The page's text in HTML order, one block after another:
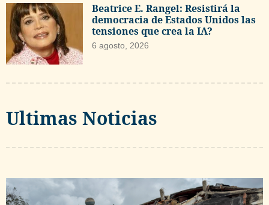
Beatrice E. Rangel: Resistirá la
democracia de Estados Unidos las
tensiones que crea la IA?
6 agosto, 2026
Ultimas Noticias